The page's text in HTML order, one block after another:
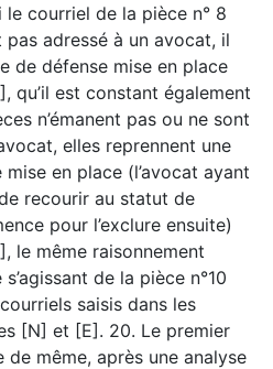
le courriel de la pièce n° 8
pas adressé à un avocat, il
de défense mise en place
qu’il est constant également
n’émanent pas ou ne sont
elles reprennent une
en place (l’avocat ayant
recourir au statut de
pour l’exclure ensuite)
le même raisonnement
de la pièce n°10
saisis dans les
[N] et [E]. 20. Le premier
même, après une analyse